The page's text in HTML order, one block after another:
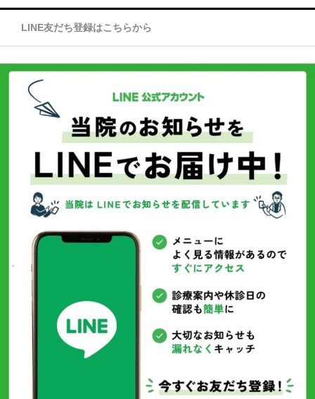
LINE友だち登録はこちらから